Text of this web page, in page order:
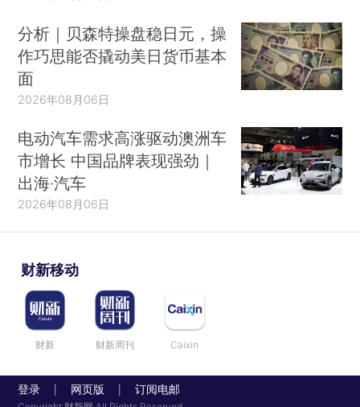
分析｜贝森特操盘稳日元，操
作巧思能否撬动美日货币基本
面
2026年08月06日
电动汽车需求高涨驱动澳洲车
市增长 中国品牌表现强劲｜
出海·汽车
2026年08月06日
财新移动
财新 财新周刊 Caixin
登录 网页版 订阅电邮